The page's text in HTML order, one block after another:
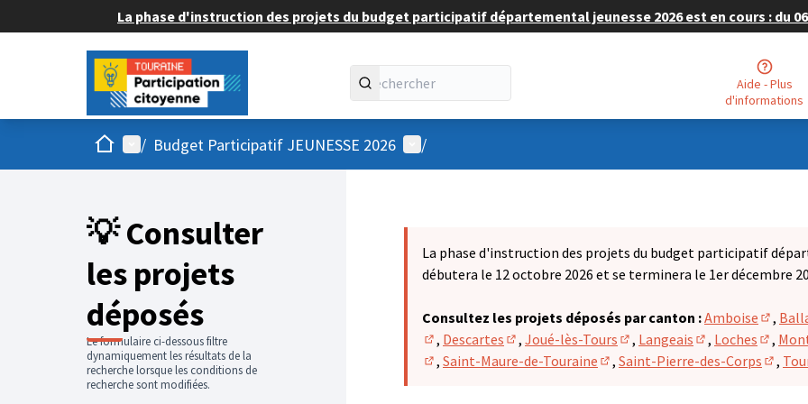
La phase d'instruction des projets du budget participatif départemental jeunesse 2026 est en cours : du
Aide - Plus
d'informations
AccueilMenu principal
/ Budget Participatif JEUNESSE 2026 Menu utilisateur
/
💡 Consulter
les projets
déposés
Le formulaire ci-dessous filtre
dynamiquement les résultats de la
recherche lorsque les conditions de
recherche sont modifiées.
La phase d'instruction des projets du budget participatif
débutera le 12 octobre 2026 et se terminera le 1er décembre
Consultez les projets déposés par canton :Amboise
,
(S'ouvre dans un nouvel onglet)
, Descartes
(S'ouvre dans un nouvel onglet)
, Joué-lès-Tours
(S'ouvre dans un nouvel
, Langeais
(S'ouvre dans un
, Loches
,
, Saint-Maure-de-Touraine
, Saint-Pierre-des-Corps
,